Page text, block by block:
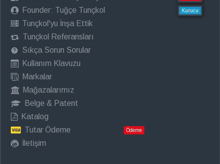
Founder: Tuğçe Tunçkol Kurucu
Tunçkol'yu İnşa Ettik
Tunçkol Referansları
Sıkça Sorun Sorular
Kullanım Klavuzu
Markalar
Mağazalarımız
Belge & Patent
Katalog
Tutar Ödeme
Ödeme
İletişim